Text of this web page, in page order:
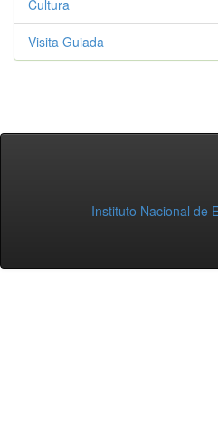
Cultura
Visita Guiada
Instituto Nacional de